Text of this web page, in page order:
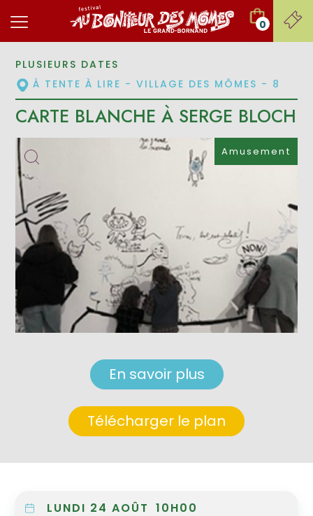
0
Télécharger le plan
En savoir plus
Amusement
PLUSIEURS DATES
À TENTE À LIRE - VILLAGE DES MÔMES - 8
CARTE BLANCHE À SERGE BLOCH
LUNDI 24 AOÛT 10H00